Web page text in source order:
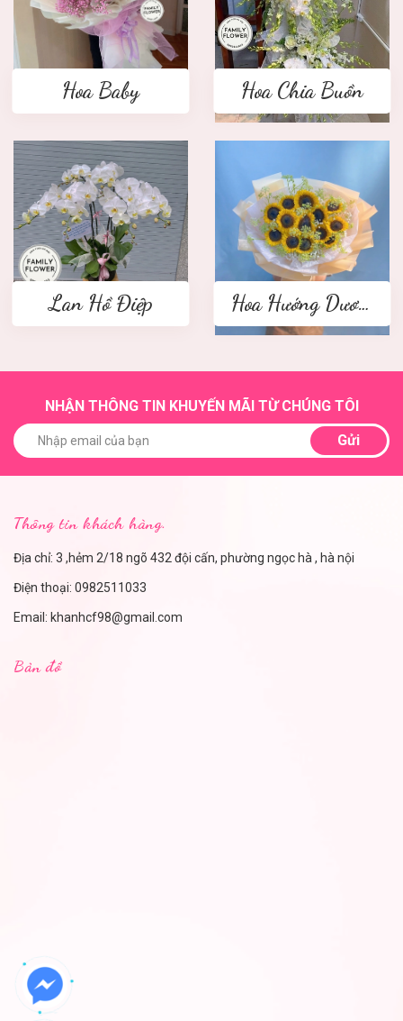
Hoa Baby Hoa Chia Buồn
Lan Hồ Điệp Hoa Hướng Dương
NHẬN THÔNG TIN KHUYẾN MÃI TỪ CHÚNG TÔI
Gửi
Thông tin khách hàng.
Địa chỉ: 3 ,hẻm 2/18 ngõ 432 đội cấn, phường ngọc hà , hà nội
Điện thoại: 0982511033
Email: khanhcf98@gmail.com
Bản đồ